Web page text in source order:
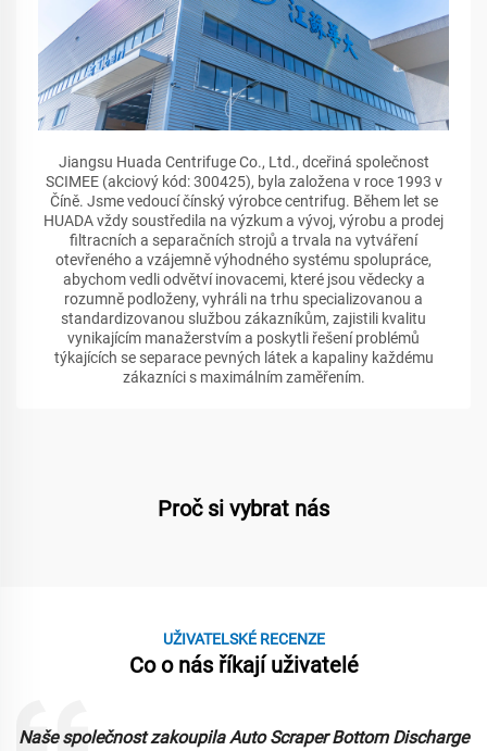
Jiangsu Huada Centrifuge Co., Ltd., dceřiná společnost
SCIMEE (akciový kód: 300425), byla založena v roce 1993 v
Číně. Jsme vedoucí čínský výrobce centrifug. Během let se
HUADA vždy soustředila na výzkum a vývoj, výrobu a prodej
filtracních a separačních strojů a trvala na vytváření
otevřeného a vzájemně výhodného systému spolupráce,
abychom vedli odvětví inovacemi, které jsou vědecky a
rozumně podloženy, vyhráli na trhu specializovanou a
standardizovanou službou zákazníkům, zajistili kvalitu
vynikajícím manažerstvím a poskytli řešení problémů
týkajících se separace pevných látek a kapaliny každému
zákazníci s maximálním zaměřením.
Proč si vybrat nás
UŽIVATELSKÉ RECENZE
Co o nás říkají uživatelé
Naše společnost zakoupila Auto Scraper Bottom Discharge